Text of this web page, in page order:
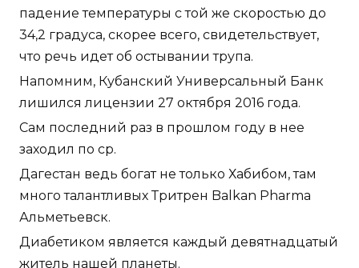
падение температуры с той же скоростью до
34,2 градуса, скорее всего, свидетельствует,
что речь идет об остывании трупа.
Напомним, Кубанский Универсальный Банк
лишился лицензии 27 октября 2016 года.
Сам последний раз в прошлом году в нее
заходил по ср.
Дагестан ведь богат не только Хабибом, там
много талантливых Тритрен Balkan Pharma
Альметьевск.
Диабетиком является каждый девятнадцатый
житель нашей планеты.